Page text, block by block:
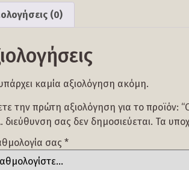
(0)
καμία αξιολόγηση ακόμη.
την πρώτη αξιολόγηση για το προϊόν:
διεύθυνση σας δεν δημοσιεύεται. Τα
σας *